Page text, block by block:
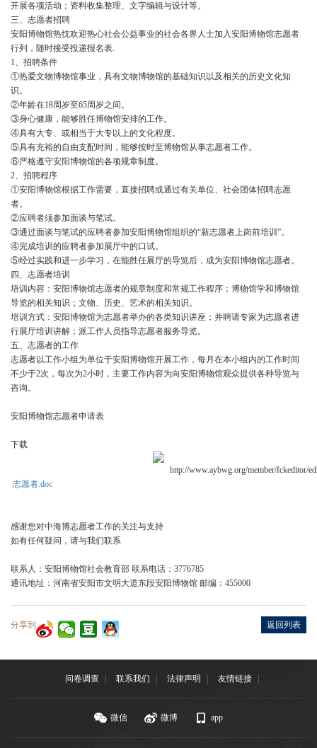
开展各项活动；资料收集整理、文字编辑与设计等。
三、志愿者招聘
安阳博物馆热忱欢迎热心社会公益事业的社会各界人士加入安阳博物馆志愿者
行列，随时接受投递报名表.
1、招聘条件
①热爱文物博物馆事业，具有文物博物馆的基础知识以及相关的历史文化知
识。
②年龄在18周岁至65周岁之间。
③身心健康，能够胜任博物馆安排的工作。
④具有大专、或相当于大专以上的文化程度。
⑤具有充裕的自由支配时间，能够按时至博物馆从事志愿者工作。
⑥严格遵守安阳博物馆的各项规章制度。
2、招聘程序
①安阳博物馆根据工作需要，直接招聘或通过有关单位、社会团体招聘志愿
者。
②应聘者须参加面谈与笔试。
③通过面谈与笔试的应聘者参加安阳博物馆组织的“新志愿者上岗前培训”。
④完成培训的应聘者参加展厅中的口试。
⑤经过实践和进一步学习，在能胜任展厅的导览后，成为安阳博物馆志愿者。
四、志愿者培训
培训内容：安阳博物馆志愿者的规章制度和常规工作程序；博物馆学和博物馆
导览的相关知识；文物、历史、艺术的相关知识。
培训方式：安阳博物馆为志愿者举办的各类知识讲座；并聘请专家为志愿者进
行展厅培训讲解；派工作人员指导志愿者服务导览。
五、志愿者的工作
志愿者以工作小组为单位于安阳博物馆开展工作，每月在本小组内的工作时间
不少于2次，每次为2小时，主要工作内容为向安阳博物馆观众提供各种导览与
咨询。
安阳博物馆志愿者申请表
下载
志愿者.doc
感谢您对中海博志愿者工作的关注与支持
如有任何疑问，请与我们联系
联系人：安阳博物馆社会教育部 联系电话： 3776785
通讯地址：河南省安阳市文明大道东段安阳博物馆 邮编： 455000
分享到 返回列表
问卷调查 联系我们 法律声明 友情链接
微信 微博 app